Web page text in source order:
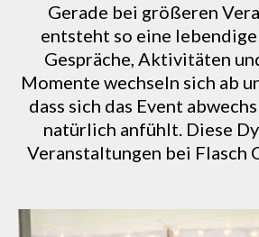
Gerade bei größeren
entsteht so eine
Gespräche, Aktivitäten
Momente wechseln sich ab
dass sich das Event
natürlich anfühlt. Diese
Veranstaltungen bei Flasch